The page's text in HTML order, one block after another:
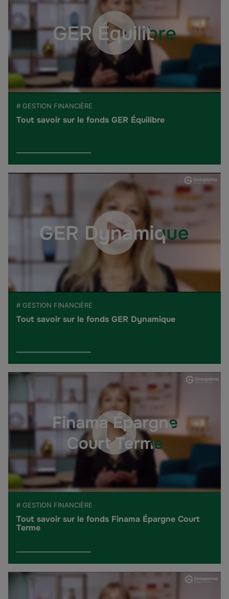
# GESTION FINANCIÈRE
Tout savoir sur le fonds GER Équilibre
# GESTION FINANCIÈRE
Tout savoir sur le fonds GER Dynamique
# GESTION FINANCIÈRE
Tout savoir sur le fonds Finama Épargne Court
Terme